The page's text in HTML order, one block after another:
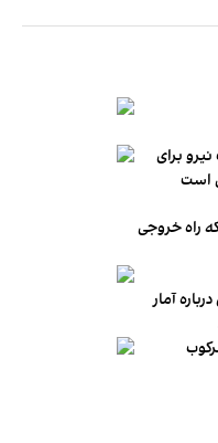
برای
است
راه خروجی
آمار